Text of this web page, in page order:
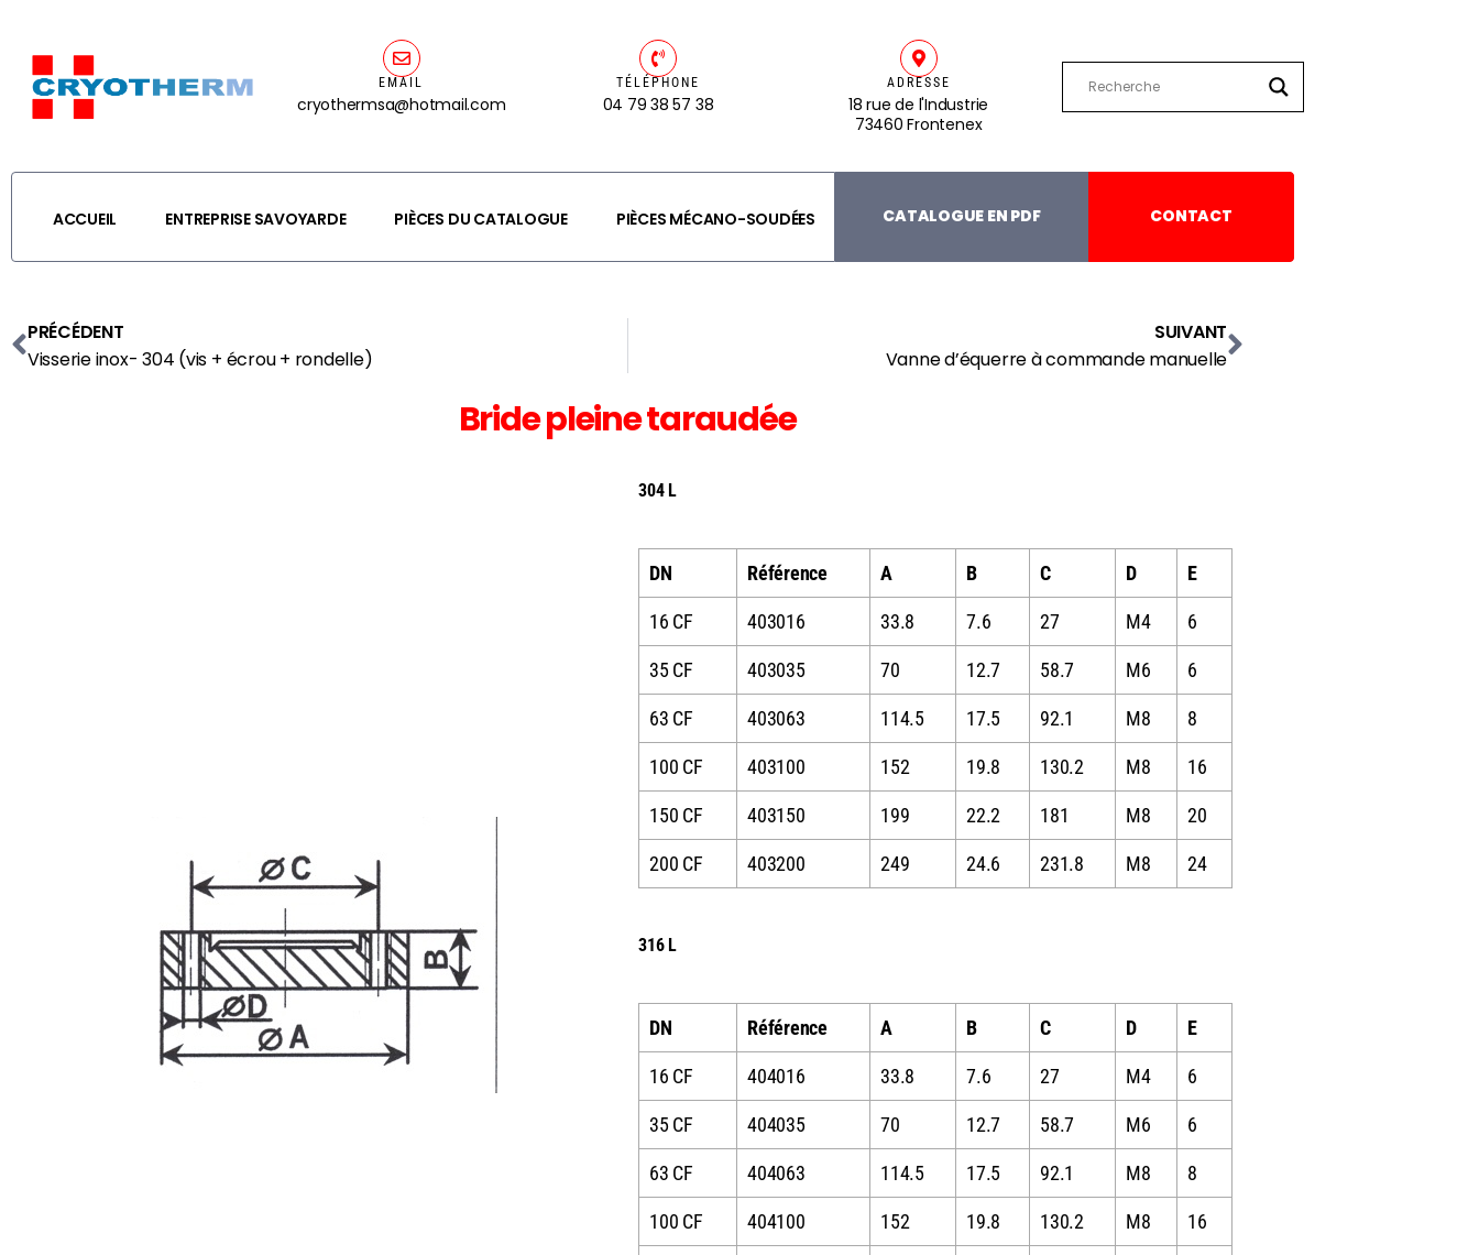
EMAIL
cryothermsa@hotmail.com
TÉLÉPHONE
04 79 38 57 38
ADRESSE
18 rue de l'Industrie
73460 Frontenex
ACCUEIL ENTREPRISE SAVOYARDE PIÈCES DU CATALOGUE PIÈCES MÉCANO-SOUDÉES CATALOGUE EN PDF CONTACT
PRÉCÉDENT
Visserie inox- 304 (vis + écrou + rondelle)
SUIVANT
Vanne d’équerre à commande manuelle
Bride pleine taraudée
304 L
DN Référence A B C D E
16 CF 403016 33.8 7.6 27 M4 6
35 CF 403035 70 12.7 58.7 M6 6
63 CF 403063 114.5 17.5 92.1 M8 8
100 CF 403100 152 19.8 130.2 M8 16
150 CF 403150 199 22.2 181 M8 20
200 CF 403200 249 24.6 231.8 M8 24
316 L
DN Référence A B C D E
16 CF 404016 33.8 7.6 27 M4 6
35 CF 404035 70 12.7 58.7 M6 6
63 CF 404063 114.5 17.5 92.1 M8 8
100 CF 404100 152 19.8 130.2 M8 16